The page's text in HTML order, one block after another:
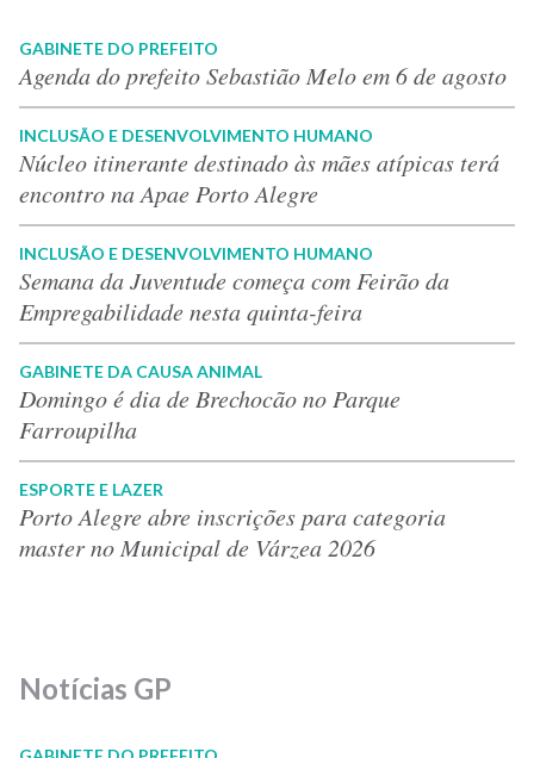
GABINETE DO PREFEITO
Agenda do prefeito Sebastião Melo em 6 de agosto
INCLUSÃO E DESENVOLVIMENTO HUMANO
Núcleo itinerante destinado às mães atípicas terá
encontro na Apae Porto Alegre
INCLUSÃO E DESENVOLVIMENTO HUMANO
Semana da Juventude começa com Feirão da
Empregabilidade nesta quinta-feira
GABINETE DA CAUSA ANIMAL
Domingo é dia de Brechocão no Parque
Farroupilha
ESPORTE E LAZER
Porto Alegre abre inscrições para categoria
master no Municipal de Várzea 2026
Notícias GP